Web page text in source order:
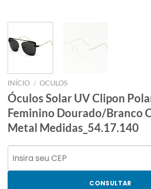
INÍCIO / OCULOS
Óculos Solar UV Clipon
Feminino Dourado/Branco
Metal Medidas_54.17.140
CONSULTAR